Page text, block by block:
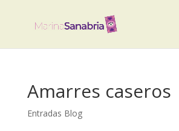
Amarres caseros
Entradas Blog